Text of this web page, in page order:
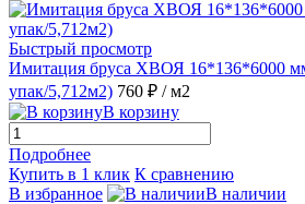
Быстрый просмотр
Имитация бруса ХВОЯ 16*136*6000
упак/5,712м2) 760 ₽ / м2
В корзину
Подробнее
Купить в 1 клик К сравнению
В избранное
В наличии